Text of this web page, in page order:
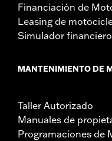
Financiación de
Leasing de
Simulador financiero
MANTENIMIENTO DE
Taller Autorizado
Manuales de
Programaciones de